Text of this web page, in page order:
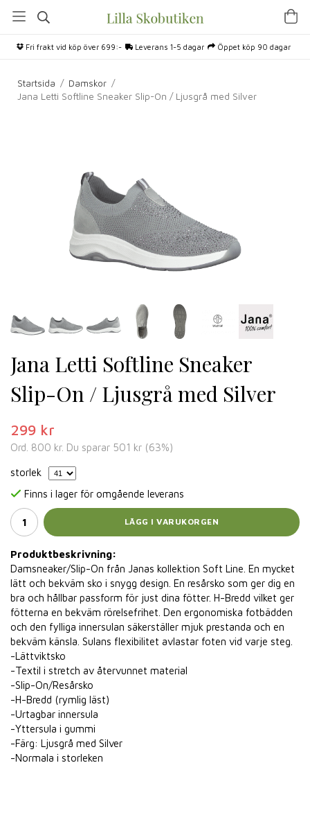
Fri frakt vid köp över 699:- Leverans 1-5 dagar Öppet köp 90 dagar
Startsida / Damskor /
Jana Letti Softline Sneaker Slip-On / Ljusgrå med Silver
Jana Letti Softline Sneaker
Slip-On / Ljusgrå med Silver
299 kr
Ord. 800 kr. Du sparar 501 kr (63%)
storlek
Finns i lager för omgående leverans
LÄGG I VARUKORGEN
Produktbeskrivning:
Damsneaker/Slip-On från Janas kollektion Soft Line. En mycket
lätt och bekväm sko i snygg design. En resårsko som ger dig en
bra och hållbar passform för just dina fötter. H-Bredd vilket ger
fötterna en bekväm rörelsefrihet. Den ergonomiska fotbädden
och den fylliga innersulan säkerställer mjuk prestanda och en
bekväm känsla. Sulans flexibilitet avlastar foten vid varje steg.
-Lättviktsko
-Textil i stretch av återvunnet material
-Slip-On/Resårsko
-H-Bredd (rymlig läst)
-Urtagbar innersula
-Yttersula i gummi
-Färg: Ljusgrå med Silver
-Normala i storleken